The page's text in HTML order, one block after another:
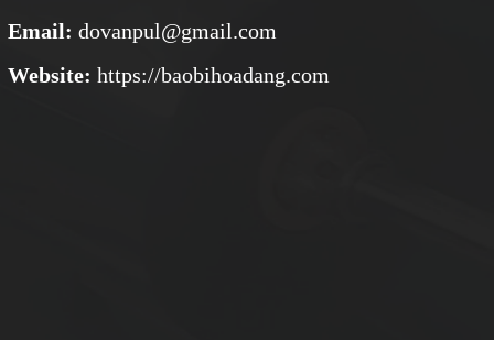
Email: dovanpul@gmail.com
Website: https://baobihoadang.com